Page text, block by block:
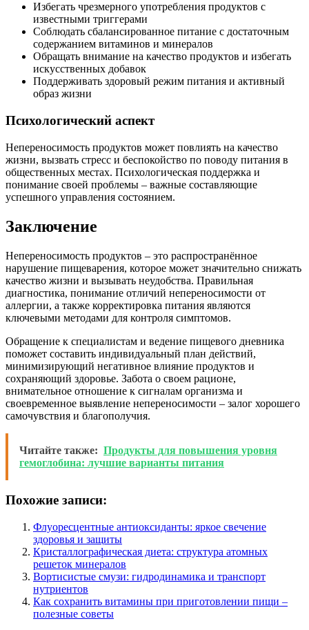
Избегать чрезмерного употребления продуктов с
известными триггерами
Соблюдать сбалансированное питание с достаточным
содержанием витаминов и минералов
Обращать внимание на качество продуктов и избегать
искусственных добавок
Поддерживать здоровый режим питания и активный
образ жизни
Психологический аспект
Непереносимость продуктов может повлиять на качество
жизни, вызвать стресс и беспокойство по поводу питания в
общественных местах. Психологическая поддержка и
понимание своей проблемы – важные составляющие
успешного управления состоянием.
Заключение
Непереносимость продуктов – это распространённое
нарушение пищеварения, которое может значительно снижать
качество жизни и вызывать неудобства. Правильная
диагностика, понимание отличий непереносимости от
аллергии, а также корректировка питания являются
ключевыми методами для контроля симптомов.
Обращение к специалистам и ведение пищевого дневника
поможет составить индивидуальный план действий,
минимизирующий негативное влияние продуктов и
сохраняющий здоровье. Забота о своем рационе,
внимательное отношение к сигналам организма и
своевременное выявление непереносимости – залог хорошего
самочувствия и благополучия.
Читайте также: Продукты для повышения уровня
гемоглобина: лучшие варианты питания
Похожие записи:
Флуоресцентные антиоксиданты: яркое свечение
здоровья и защиты
Кристаллографическая диета: структура атомных
решеток минералов
Вортисистые смузи: гидродинамика и транспорт
нутриентов
Как сохранить витамины при приготовлении пищи –
полезные советы